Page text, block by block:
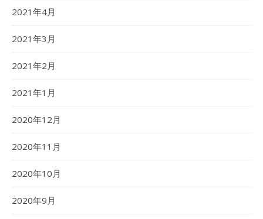
2021年4月
2021年3月
2021年2月
2021年1月
2020年12月
2020年11月
2020年10月
2020年9月